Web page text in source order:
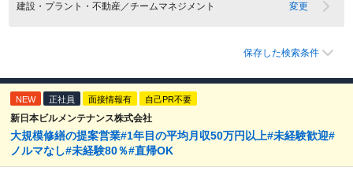
建設・プラント・不動産／チームマネジメント 変更
保存した検索条件
NEW 正社員 面接情報有 自己PR不要
新日本ビルメンテナンス株式会社
大規模修繕の提案営業#1年目の平均月収50万円以上#未経験歓迎#
ノルマなし#未経験80％#直帰OK